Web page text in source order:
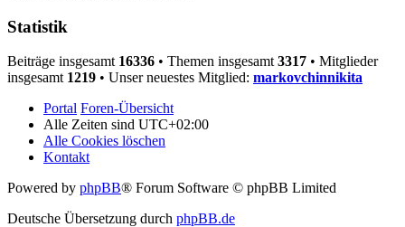
Statistik
Beiträge insgesamt 16336 • Themen insgesamt 3317 • Mitglieder
insgesamt 1219 • Unser neuestes Mitglied: markovchinnikita
Portal Foren-Übersicht
Alle Zeiten sind UTC+02:00
Alle Cookies löschen
Kontakt
Powered by phpBB® Forum Software © phpBB Limited
Deutsche Übersetzung durch phpBB.de